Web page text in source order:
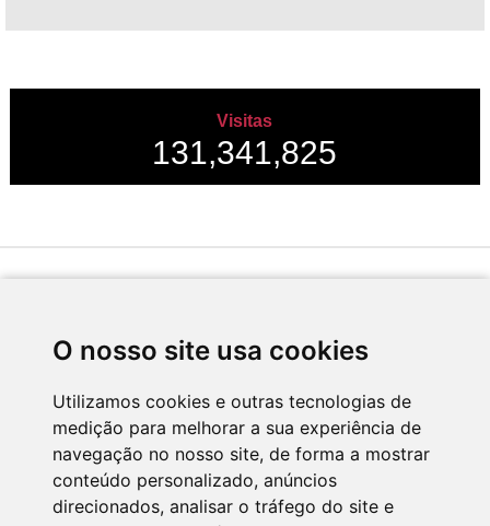
O nosso site usa cookies
Utilizamos cookies e outras tecnologias de
medição para melhorar a sua experiência de
navegação no nosso site, de forma a mostrar
conteúdo personalizado, anúncios
direcionados, analisar o tráfego do site e
Visitas
131,341,825